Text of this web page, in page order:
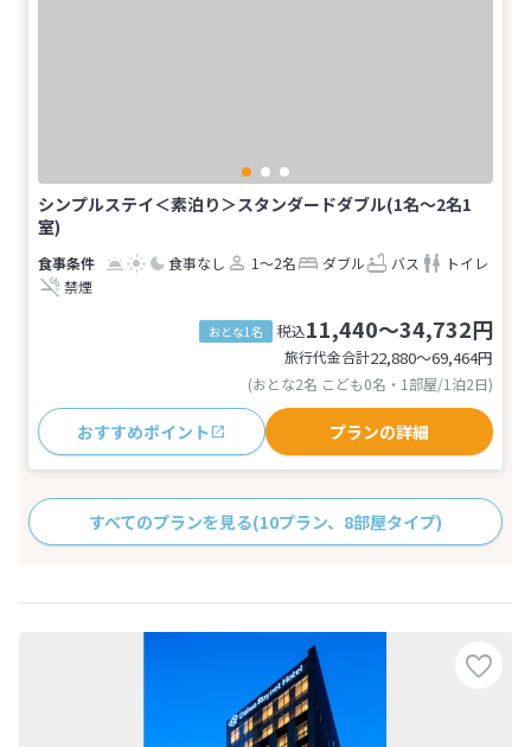
シンプルステイ＜素泊り＞スタンダードダブル(1名～2名1
室)
食事なし 1～2名 ダブル バス
トイレ
禁煙
おとな1名 税込11,440～34,732円
旅行代金合計22,880〜69,464円
(おとな2名 こども0名・1部屋/1泊2日)
おすすめポイント プランの詳細
すべてのプランを見る(10プラン、8部屋タイプ)